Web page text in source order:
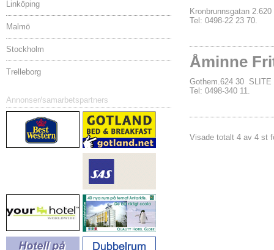
Linköping
Malmö
Stockholm
Trelleborg
Annonser/samarbetspartners
Kronbrunnsgatan
Tel: 0498-22 23 70.
Åminne
Gothem.624 30 SLITE
Tel: 0498-340 11.
Visade totalt 4 av 4 st